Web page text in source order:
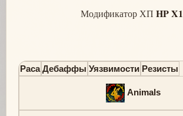
Модификатор ХП HP X1
Раса Дебаффы Уязвимости Резисты
Animals